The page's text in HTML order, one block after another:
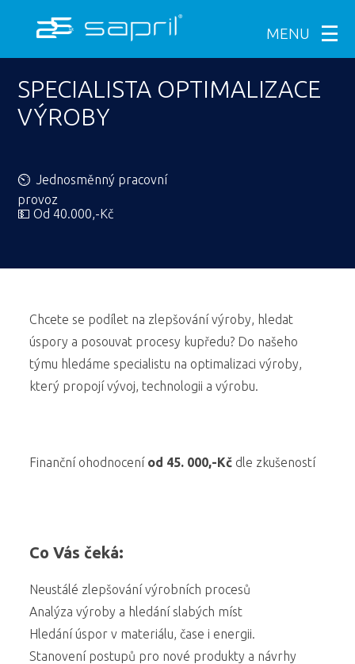
SPECIALISTA OPTIMALIZACE
VÝROBY
⏲ Jednosměnný pracovní
provoz
💵 Od 40.000,-Kč
Chcete se podílet na zlepšování výroby, hledat
úspory a posouvat procesy kupředu? Do našeho
týmu hledáme specialistu na optimalizaci výroby,
který propojí vývoj, technologii a výrobu.
Finanční ohodnocení od 45. 000,-Kč dle zkušeností
Co Vás čeká:
Neustálé zlepšování výrobních procesů
Analýza výroby a hledání slabých míst
Hledání úspor v materiálu, čase i energii.
Stanovení postupů pro nové produkty a návrhy
MENU